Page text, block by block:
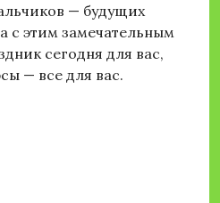
— будущих
с этим замечательным
сегодня для вас,
— все для вас.
Отечества»